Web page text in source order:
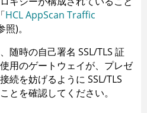
HCL AppScan Traffic
照)。
随時の自己署名 SSL/TLS 証
用のゲートウェイが、プレゼ
続を妨げるように SSL/TLS
とを確認してください。